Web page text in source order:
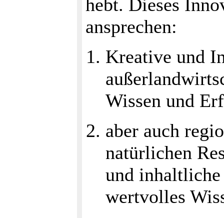
hebt. Dieses
ansprechen:
Kreative und
Wissen und
aber auch
natürlichen
und
wertvolles